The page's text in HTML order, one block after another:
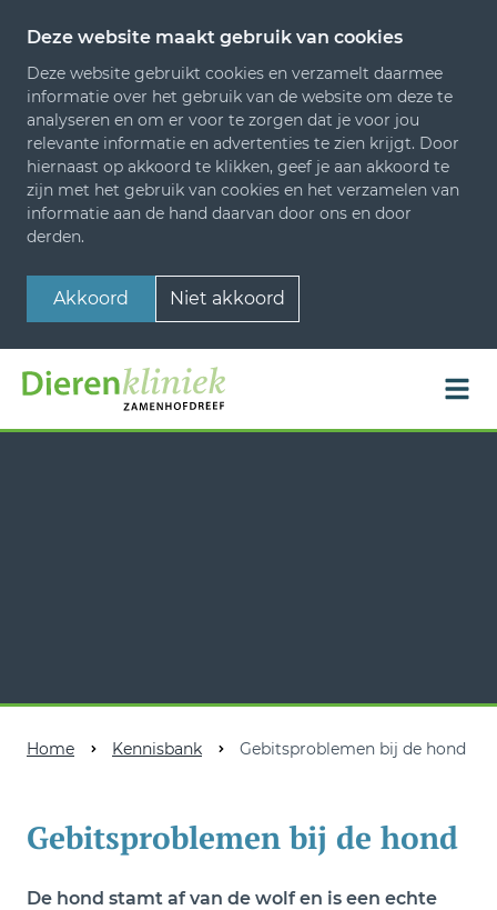
Deze website maakt gebruik van cookies
Deze website gebruikt cookies en verzamelt daarmee
informatie over het gebruik van de website om deze te
analyseren en om er voor te zorgen dat je voor jou
relevante informatie en advertenties te zien krijgt. Door
hiernaast op akkoord te klikken, geef je aan akkoord te
zijn met het gebruik van cookies en het verzamelen van
informatie aan de hand daarvan door ons en door
derden.
Akkoord Niet akkoord
Home Kennisbank Gebitsproblemen bij de hond
Gebitsproblemen bij de hond
De hond stamt af van de wolf en is een echte